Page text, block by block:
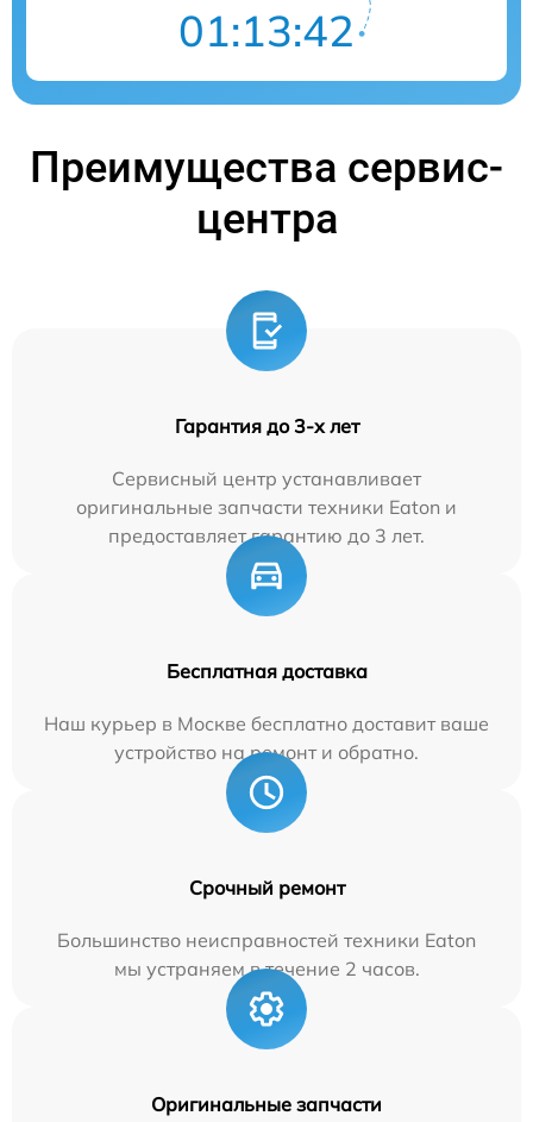
01:13:40
Преимущества сервис-
центра
Гарантия до 3-х лет
Сервисный центр устанавливает
оригинальные запчасти техники Eaton и
предоставляет гарантию до 3 лет.
Бесплатная доставка
Наш курьер в Москве бесплатно доставит ваше
устройство на ремонт и обратно.
Срочный ремонт
Большинство неисправностей техники Eaton
мы устраняем в течение 2 часов.
Оригинальные запчасти